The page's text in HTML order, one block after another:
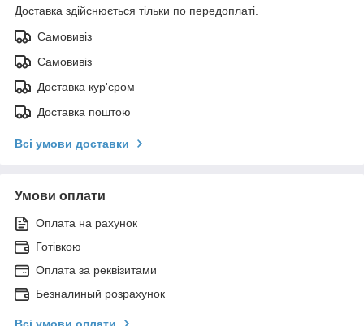
Доставка здійснюється тільки по передоплаті.
Самовивіз
Самовивіз
Доставка кур'єром
Доставка поштою
Всі умови доставки
Умови оплати
Оплата на рахунок
Готівкою
Оплата за реквізитами
Безналиный розрахунок
Всі умови оплати